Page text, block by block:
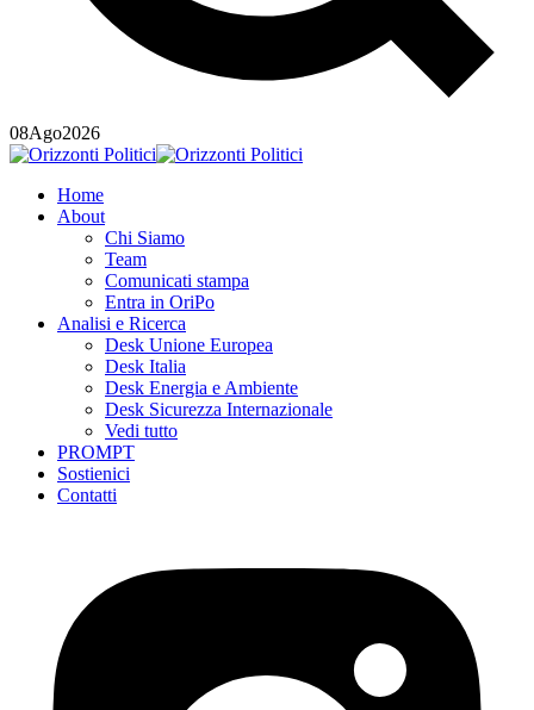
08Ago2026
Home
About
Chi Siamo
Team
Comunicati stampa
Entra in OriPo
Analisi e Ricerca
Desk Unione Europea
Desk Italia
Desk Energia e Ambiente
Desk Sicurezza Internazionale
Vedi tutto
PROMPT
Sostienici
Contatti